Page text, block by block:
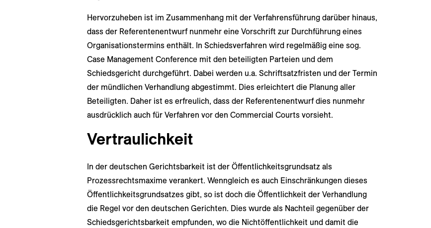
Hervorzuheben ist im Zusammenhang mit der Verfahrensführung darüber hinaus,
dass der Referentenentwurf nunmehr eine Vorschrift zur Durchführung eines
Organisationstermins enthält. In Schiedsverfahren wird regelmäßig eine sog.
Case Management Conference mit den beteiligten Parteien und dem
Schiedsgericht durchgeführt. Dabei werden u.a. Schriftsatzfristen und der Termin
der mündlichen Verhandlung abgestimmt. Dies erleichtert die Planung aller
Beteiligten. Daher ist es erfreulich, dass der Referentenentwurf dies nunmehr
ausdrücklich auch für Verfahren vor den Commercial Courts vorsieht.
Vertraulichkeit
In der deutschen Gerichtsbarkeit ist der Öffentlichkeitsgrundsatz als
Prozessrechtsmaxime verankert. Wenngleich es auch Einschränkungen dieses
Öffentlichkeitsgrundsatzes gibt, so ist doch die Öffentlichkeit der Verhandlung
die Regel vor den deutschen Gerichten. Dies wurde als Nachteil gegenüber der
Schiedsgerichtsbarkeit empfunden, wo die Nichtöffentlichkeit und damit die